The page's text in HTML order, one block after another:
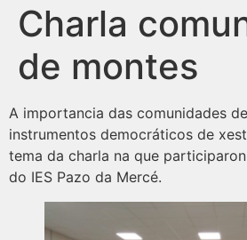
Charla
de montes
A importancia das comunidades
instrumentos democráticos de
tema da charla na que
do IES Pazo da Mercé.